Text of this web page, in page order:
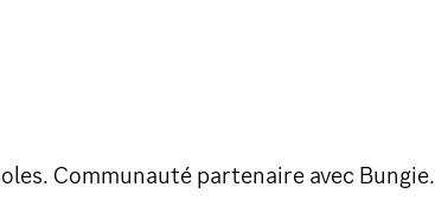
Communauté partenaire avec Bungie.